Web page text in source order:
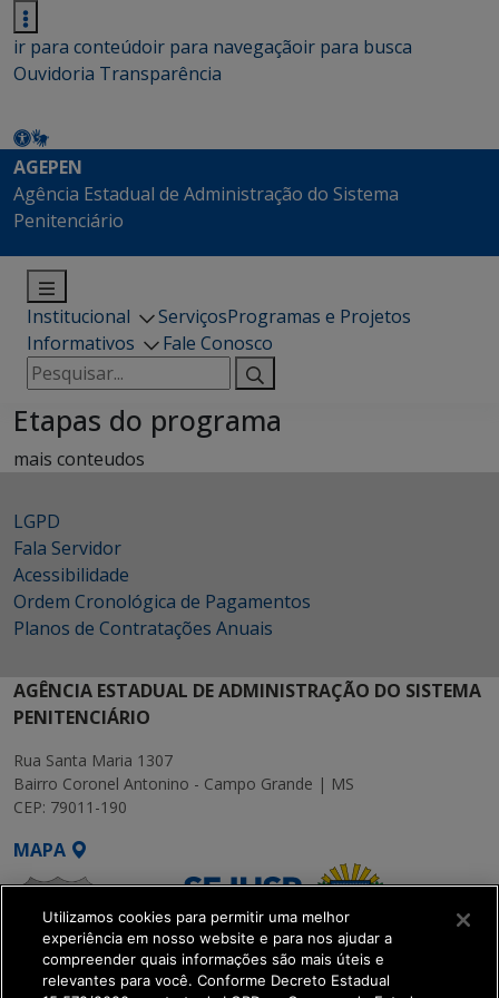
ir para conteúdoir para navegaçãoir para busca
Ouvidoria Transparência
AGEPEN
Agência Estadual de Administração do Sistema
Penitenciário
Institucional ServiçosProgramas e Projetos
Informativos
Fale Conosco
Pesquisar
por:
Etapas do programa
mais conteudos
LGPD
Fala Servidor
Acessibilidade
Ordem Cronológica de Pagamentos
Planos de Contratações Anuais
AGÊNCIA ESTADUAL DE ADMINISTRAÇÃO DO SISTEMA
PENITENCIÁRIO
Rua Santa Maria 1307
Bairro Coronel Antonino - Campo Grande | MS
CEP: 79011-190
MAPA
Utilizamos cookies para permitir uma melhor
experiência em nosso website e para nos ajudar a
compreender quais informações são mais úteis e
relevantes para você. Conforme Decreto Estadual